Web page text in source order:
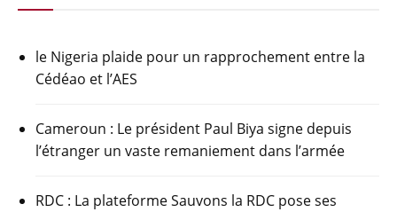
le Nigeria plaide pour un rapprochement entre la
Cédéao et l’AES
Cameroun : Le président Paul Biya signe depuis
l’étranger un vaste remaniement dans l’armée
RDC : La plateforme Sauvons la RDC pose ses